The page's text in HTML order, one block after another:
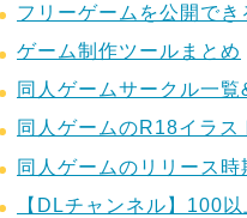
フリーゲームを公開でき
ゲーム制作ツールまとめ
同人ゲームサークル一
同人ゲームのR18イラ
同人ゲームのリリース
【DLチャンネル】100